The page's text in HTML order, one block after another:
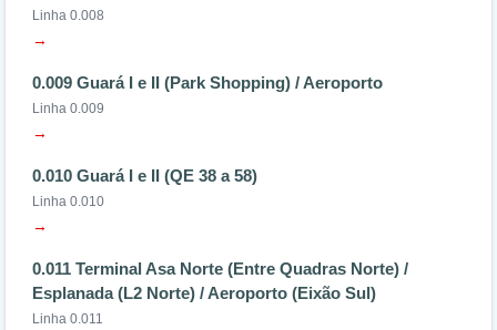
Linha 0.008
→
0.009 Guará I e II (Park Shopping) / Aeroporto
Linha 0.009
→
0.010 Guará I e II (QE 38 a 58)
Linha 0.010
→
0.011 Terminal Asa Norte (Entre Quadras Norte) /
Esplanada (L2 Norte) / Aeroporto (Eixão Sul)
Linha 0.011